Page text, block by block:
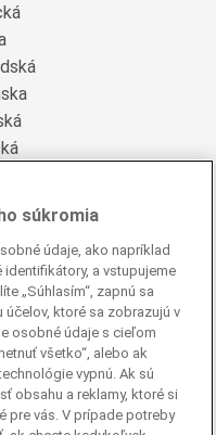
súkromia
údaje, ako napríklad
a vstupujeme
„Súhlasím“, zapnú sa
ktoré sa zobrazujú v
osobné údaje s cieľom
všetko“, alebo ak
vypnú. Ak sú
obsahu a reklamy, ktoré si
pre vás. V prípade potreby